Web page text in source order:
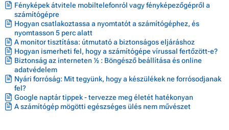
Fényképek átvitele mobiltelefonról vagy fényképezőgépről a
számítógépre
Hogyan csatlakoztassa a nyomtatót a számítógéphez, és
nyomtasson 5 perc alatt
A monitor tisztítása: útmutató a biztonságos eljáráshoz
Hogyan ismerheti fel, hogy a számítógépe vírussal fertőzött-e?
Biztonság az interneten ½ : Böngésző beállítása és online
adatvédelem
Nyári forróság: Mit tegyünk, hogy a készülékek ne forrósodjanak
fel?
Google naptár tippek - tervezze meg életét hatékonyan
A számítógép mögötti egészséges ülés nem művészet